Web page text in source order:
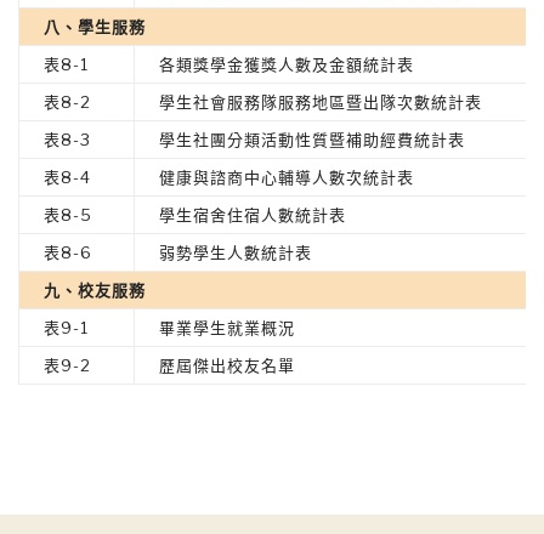
八、學生服務
表8-1
各類獎學金獲獎人數及金額統計表
表8-2
學生社會服務隊服務地區暨出隊次數統計表
表8-3
學生社團分類活動性質暨補助經費統計表
表8-4
健康與諮商中心輔導人數次統計表
表8-5
學生宿舍住宿人數統計表
表8-6
弱勢學生人數統計表
九、校友服務
表9-1
畢業學生就業概況
表9-2
歷屆傑出校友名單